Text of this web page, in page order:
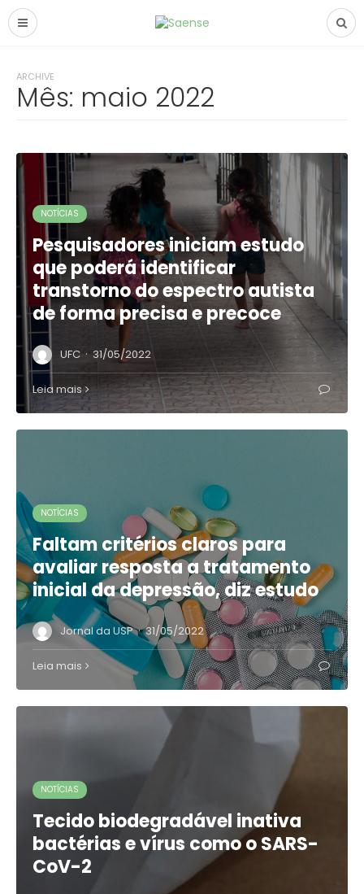
ARCHIVE
Mês: maio 2022
NOTÍCIAS
Pesquisadores iniciam estudo
que poderá identificar
transtorno do espectro autista
de forma precisa e precoce
UFC · 31/05/2022
Leia mais
NOTÍCIAS
Faltam critérios claros para
avaliar resposta a tratamento
inicial da depressão, diz estudo
Jornal da USP · 31/05/2022
Leia mais
NOTÍCIAS
Tecido biodegradável inativa
bactérias e vírus como o SARS-
CoV-2